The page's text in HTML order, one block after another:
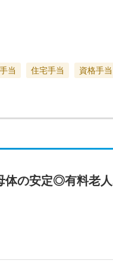
当 住宅手当
資格手当
体の安定◎有料老